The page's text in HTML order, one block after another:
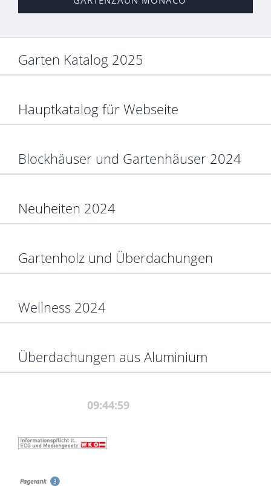
Garten Katalog 2025
Hauptkatalog für Webseite
Blockhäuser und Gartenhäuser 2024
Neuheiten 2024
Gartenholz und Überdachungen
Wellness 2024
Überdachungen aus Aluminium